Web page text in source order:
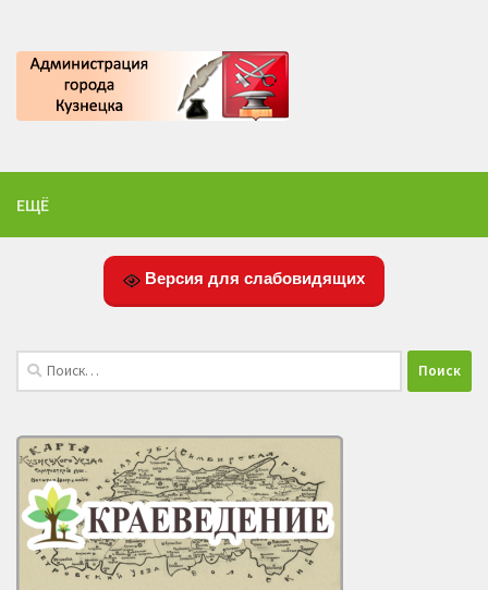
ЕЩЁ
Версия для слабовидящих
Найти: